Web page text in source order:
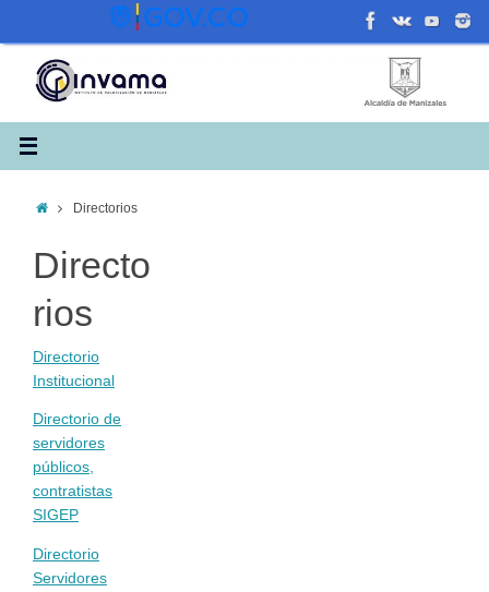
contenido
InicioDirectorios
Directo
rios
Directorio
Institucional
Directorio de
servidores
públicos,
contratistas
SIGEP
Directorio
Servidores